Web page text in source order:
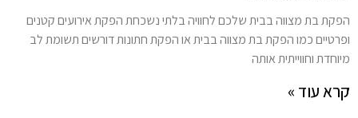
הפקת בת מצווה בבית שלכם לחוויה בלתי נשכחת הפקת אירועים קטנים
ופרטיים כמו הפקת בת מצווה בבית או הפקת חתונות דורשים תשומת לב
מיוחדת וחווייתית אותה
קרא עוד »